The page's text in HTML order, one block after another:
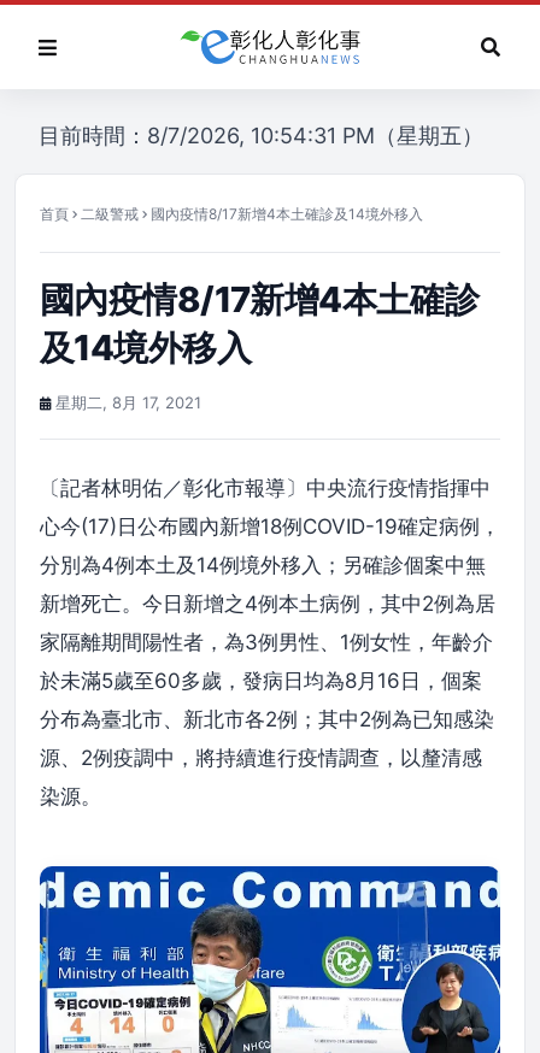
目前時間：8/7/2026, 10:54:31 PM（星期五）
首頁 二級警戒 國內疫情8/17新增4本土確診及14境外移入
國內疫情8/17新增4本土確診
及14境外移入
星期二, 8月 17, 2021
〔記者林明佑／彰化市報導〕中央流行疫情指揮中
心今(17)日公布國內新增18例COVID-19確定病例，
分別為4例本土及14例境外移入；另確診個案中無
新增死亡。今日新增之4例本土病例，其中2例為居
家隔離期間陽性者，為3例男性、1例女性，年齡介
於未滿5歲至60多歲，發病日均為8月16日，個案
分布為臺北市、新北市各2例；其中2例為已知感染
源、2例疫調中，將持續進行疫情調查，以釐清感
染源。